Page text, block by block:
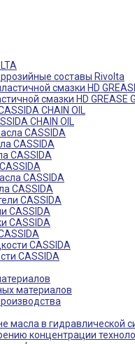
составы Rivolta
смазки HD GREASE
CHAIN OIL
CASSIDA
CASSIDA
CASSIDA
CASSIDA
материалов
масла в гидравлической
концентрации